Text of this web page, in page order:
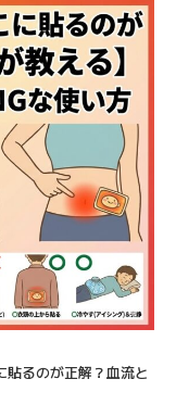
貼るのが正解？血流と